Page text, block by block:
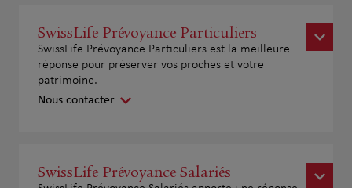
SwissLife Prévoyance Particuliers
SwissLife Prévoyance Particuliers est la meilleure
réponse pour préserver vos proches et votre
patrimoine.
Nous contacter
SwissLife Prévoyance Salariés